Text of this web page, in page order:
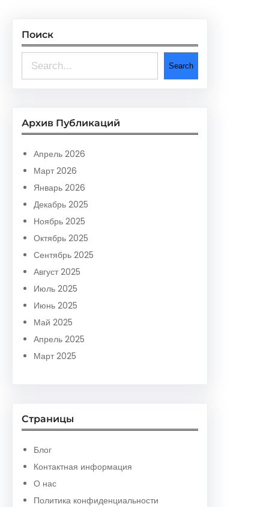
Поиск
e
r
c
h
Search
Архив Публикаций
Апрель 2026
Март 2026
Январь 2026
Декабрь 2025
Ноябрь 2025
Октябрь 2025
Сентябрь 2025
Август 2025
Июль 2025
Июнь 2025
Май 2025
Апрель 2025
Март 2025
Страницы
Блог
Контактная информация
О нас
Политика конфиденциальности